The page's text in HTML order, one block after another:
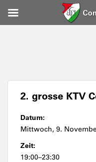
2. grosse KTV
Datum:
Mittwoch, 9.
Zeit:
19:00–23:30